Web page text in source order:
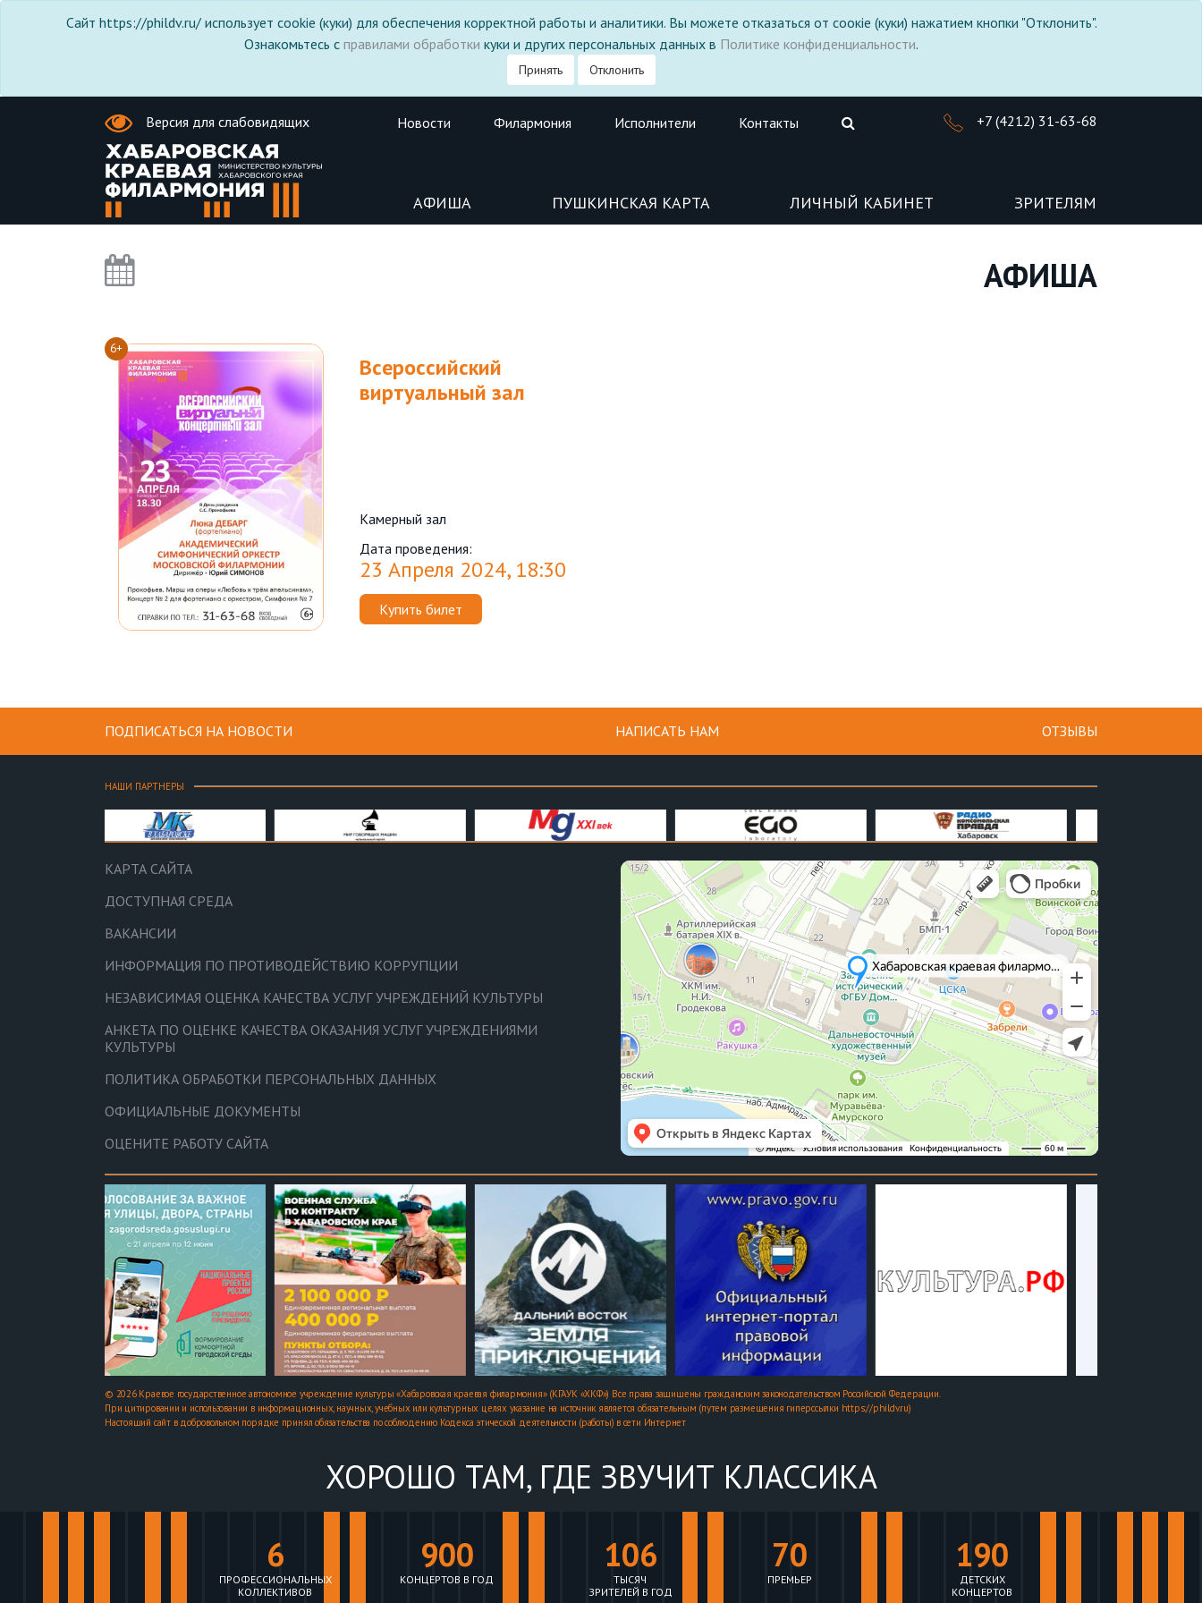
Сайт https://phildv.ru/ использует cookie (куки) для обеспечения корректной работы и аналитики. Вы можете отказаться от соокіе (куки) нажатием кнопки "Отклонить".
Ознакомьтесь с правилами обработки куки и других персональных данных в Политике конфиденциальности.
Принять Отклонить
Версия для слабовидящих Новости Филармония Исполнители Контакты +7 (4212) 31-63-68
АФИША ПУШКИНСКАЯ КАРТА ЛИЧНЫЙ КАБИНЕТ ЗРИТЕЛЯМ
АФИША
6+
Всероссийский
виртуальный зал
Камерный зал
Дата проведения:
23 Апреля 2024, 18:30
Купить билет
ПОДПИСАТЬСЯ НА НОВОСТИ НАПИСАТЬ НАМ ОТЗЫВЫ
НАШИ ПАРТНЕРЫ
КАРТА САЙТА
ДОСТУПНАЯ СРЕДА
ВАКАНСИИ
ИНФОРМАЦИЯ ПО ПРОТИВОДЕЙСТВИЮ КОРРУПЦИИ
НЕЗАВИСИМАЯ ОЦЕНКА КАЧЕСТВА УСЛУГ УЧРЕЖДЕНИЙ КУЛЬТУРЫ
АНКЕТА ПО ОЦЕНКЕ КАЧЕСТВА ОКАЗАНИЯ УСЛУГ УЧРЕЖДЕНИЯМИ
КУЛЬТУРЫ
ПОЛИТИКА ОБРАБОТКИ ПЕРСОНАЛЬНЫХ ДАННЫХ
ОФИЦИАЛЬНЫЕ ДОКУМЕНТЫ
ОЦЕНИТЕ РАБОТУ САЙТА
© 2026 Краевое государственное автономное учреждение культуры «Хабаровская краевая филармония» (КГАУК «ХКФ») Все права защищены гражданским законодательством Российской Федерации.
При цитировании и использовании в информационных, научных, учебных или культурных целях указание на источник является обязательным (путем размещения гиперссылки https://phildv.ru)
Настоящий сайт в добровольном порядке принял обязательства по соблюдению Кодекса этической деятельности (работы) в сети Интернет
ХОРОШО ТАМ, ГДЕ ЗВУЧИТ КЛАССИКА
6
ПРОФЕССИОНАЛЬНЫХ
КОЛЛЕКТИВОВ
900
КОНЦЕРТОВ В ГОД
106
ТЫСЯЧ
ЗРИТЕЛЕЙ В ГОД
70
ПРЕМЬЕР
190
ДЕТСКИХ
КОНЦЕРТОВ